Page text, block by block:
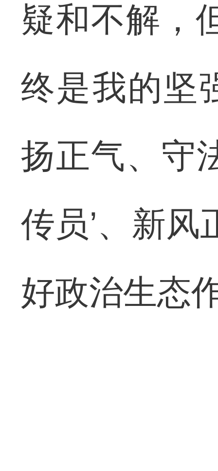
疑和不解，
终是我的坚
扬正气、守
传员’、新风
好政治生态